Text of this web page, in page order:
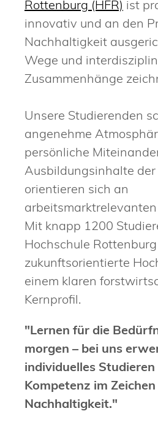
Rottenburg (HFR) ist
innovativ und an den
Nachhaltigkeit
Wege und
Zusammenhänge
Unsere Studierenden
angenehme
persönliche
Ausbildungsinhalte
orientieren sich an
Mit knapp 1200
Hochschule
zukunftsorientierte
einem klaren
Kernprofil.
"Lernen für die
morgen – bei uns
individuelles
Kompetenz im
Nachhaltigkeit."